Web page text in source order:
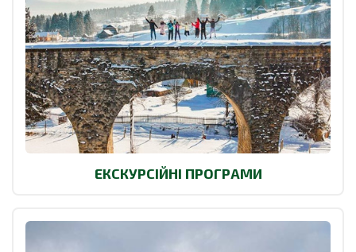
ЕКСКУРСІЙНІ ПРОГРАМИ